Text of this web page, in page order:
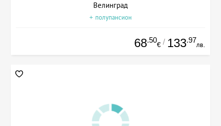
Велинград
+ полупансион
68.50
€ / 133.97
лв.